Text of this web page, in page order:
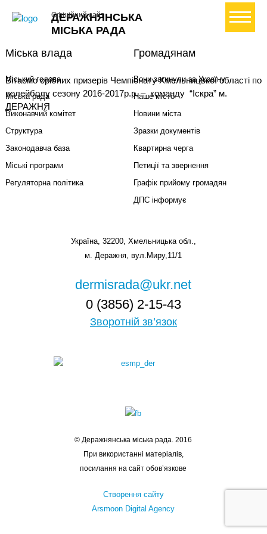
ДЕРАЖНЯНСЬКА
МІСЬКА РАДА
Офіційний сайт+ Створити петицію
Вітаємо срібних призерів Чемпіонату Хмельницької області по
волейболу сезону 2016-2017р.р. – команду “Іскра” м.
ДЕРАЖНЯ
Міська влада
Міський голова
Міська рада
Виконавчий комітет
Структура
Законодавча база
Міські програми
Регуляторна політика
Громадянам
Вони загинули за Україну
Наше місто
Новини міста
Зразки документів
Квартирна черга
Петиції та звернення
Графік прийому громадян
ДПС інформує
Україна, 32200, Хмельницька обл.,
м. Деражня, вул.Миру,11/1
dermisrada@ukr.net
0 (3856) 2-15-43
Зворотній зв’язок
© Деражнянська міська рада. 2016
При використанні матеріалів,
посилання на сайт обов’язкове
Створення сайту
Arsmoon Digital Agency